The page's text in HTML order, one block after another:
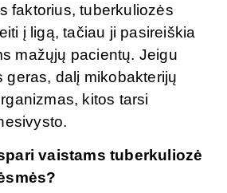
faktorius, tuberkuliozės
į ligą, tačiau ji pasireiškia
mažųjų pacientų. Jeigu
geras, dalį mikobakterijų
kitos tarsi
vaistams tuberkuliozė